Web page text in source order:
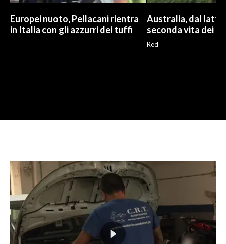
Europei nuoto, Pellacani rientra
in Italia con gli azzurri dei tuffi
Australia, dal latte
seconda vita dei
Red